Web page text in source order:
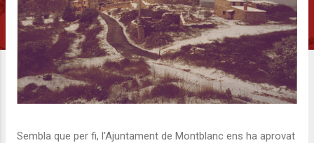
Sembla que per fi, l'Ajuntament de Montblanc ens ha aprovat